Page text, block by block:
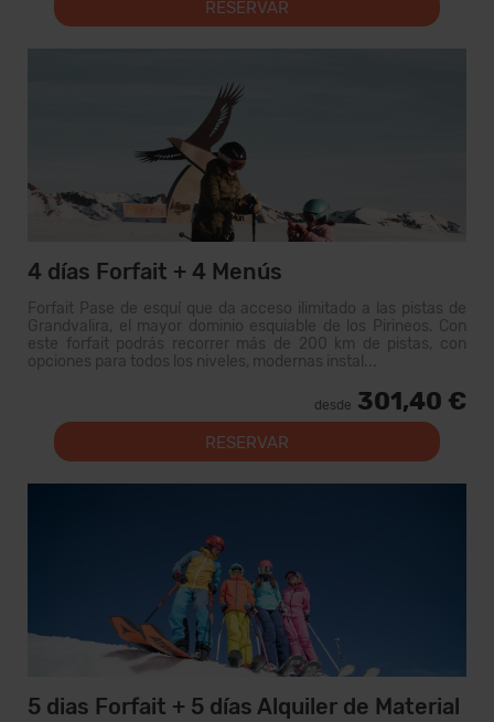
RESERVAR
4 días Forfait + 4 Menús
Forfait Pase de esquí que da acceso ilimitado a las pistas de
Grandvalira, el mayor dominio esquiable de los Pirineos. Con
este forfait podrás recorrer más de 200 km de pistas, con
opciones para todos los niveles, modernas instal...
desde 301,40 €
RESERVAR
5 dias Forfait + 5 días Alquiler de Material